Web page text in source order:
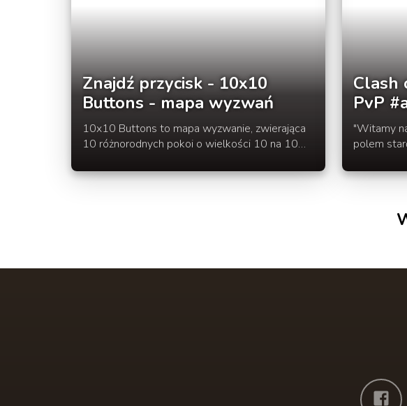
Znajdź przycisk - 10x10
Buttons - mapa wyzwań
10x10 Buttons to mapa wyzwanie, zwierająca
10 różnorodnych pokoi o wielkości 10 na 10
ukończyć dany pokój należy go wyszukać i
Clash
PvP
"Witamy
polem